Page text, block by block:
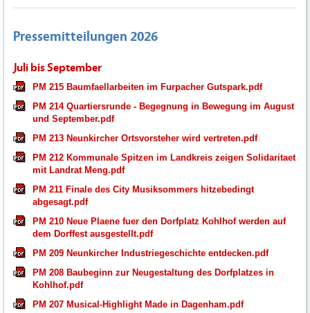
Pressemitteilungen 2026
Juli bis September
PM 215 Baumfaellarbeiten im Furpacher Gutspark.pdf
PM 214 Quartiersrunde - Begegnung in Bewegung im August
und September.pdf
PM 213 Neunkircher Ortsvorsteher wird vertreten.pdf
PM 212 Kommunale Spitzen im Landkreis zeigen Solidaritaet
mit Landrat Meng.pdf
PM 211 Finale des City Musiksommers hitzebedingt
abgesagt.pdf
PM 210 Neue Plaene fuer den Dorfplatz Kohlhof werden auf
dem Dorffest ausgestellt.pdf
PM 209 Neunkircher Industriegeschichte entdecken.pdf
PM 208 Baubeginn zur Neugestaltung des Dorfplatzes in
Kohlhof.pdf
PM 207 Musical-Highlight Made in Dagenham.pdf